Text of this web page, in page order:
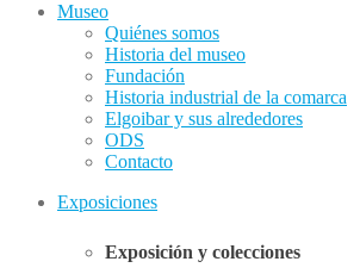
Museo
Quiénes somos
Historia del museo
Fundación
Historia industrial de la comarca
Elgoibar y sus alrededores
ODS
Contacto
Exposiciones
Exposición y colecciones